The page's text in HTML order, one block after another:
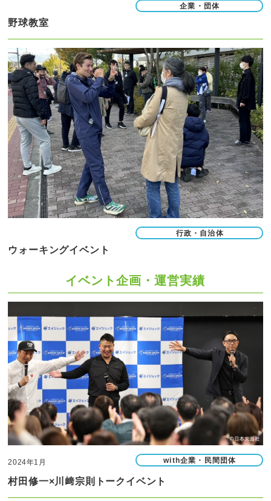
企業・団体
野球教室
行政・自治体
ウォーキングイベント
イベント企画・運営実績
2024年1月 with企業・民間団体
村田修一×川﨑宗則トークイベント